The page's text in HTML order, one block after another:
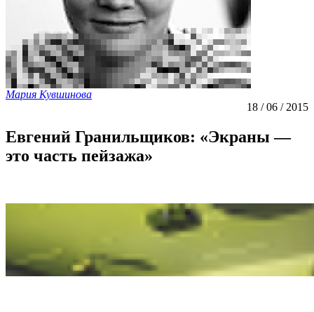
Мария Кувшинова
18 / 06 / 2015
Евгений Гранильщиков: «Экраны —
это часть пейзажа»